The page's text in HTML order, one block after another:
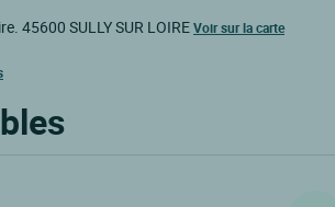
45600 SULLY SUR LOIREVoir sur la carte